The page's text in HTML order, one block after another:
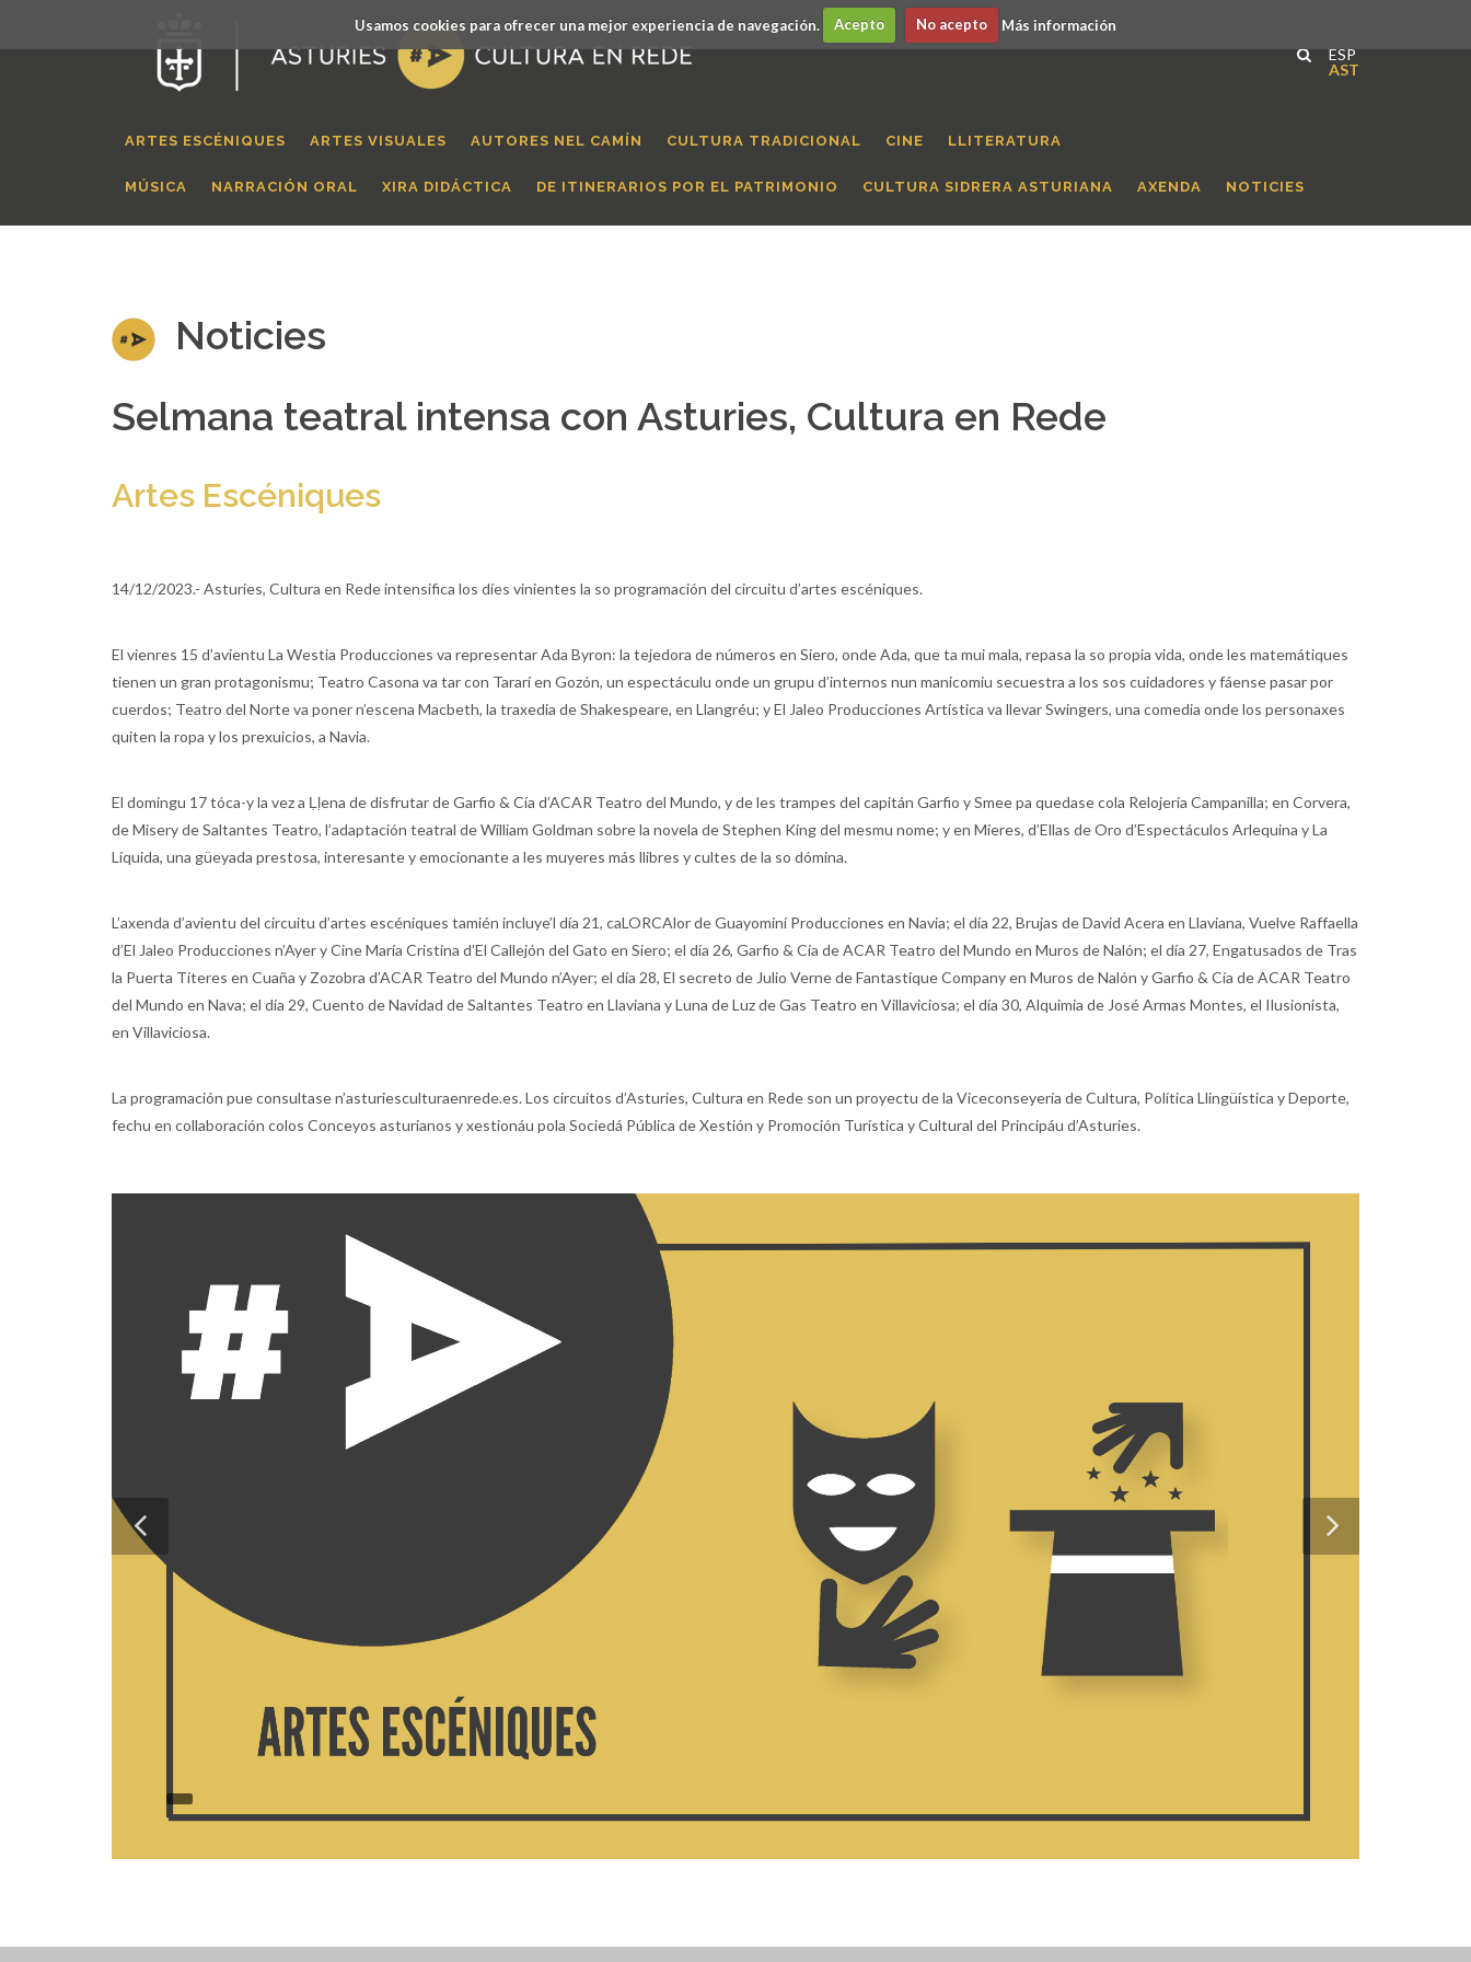
Usamos cookies para ofrecer una mejor experiencia de navegación. Acepto No acepto Más información
ESP
AST
ARTES ESCÉNIQUES ARTES VISUALES AUTORES NEL CAMÍN CULTURA TRADICIONAL CINE LLITERATURA
MÚSICA NARRACIÓN ORAL XIRA DIDÁCTICA DE ITINERARIOS POR EL PATRIMONIO CULTURA SIDRERA ASTURIANA AXENDA NOTICIES
Noticies
Selmana teatral intensa con Asturies, Cultura en Rede
Artes Escéniques
14/12/2023.- Asturies, Cultura en Rede intensifica los díes vinientes la so programación del circuitu d’artes escéniques.
El vienres 15 d’avientu La Westia Producciones va representar Ada Byron: la tejedora de números en Siero, onde Ada, que ta mui mala, repasa la so propia vida, onde les matemátiques
tienen un gran protagonismu; Teatro Casona va tar con Tararí en Gozón, un espectáculu onde un grupu d’internos nun manicomiu secuestra a los sos cuidadores y fáense pasar por
cuerdos; Teatro del Norte va poner n’escena Macbeth, la traxedia de Shakespeare, en Llangréu; y El Jaleo Producciones Artística va llevar Swingers, una comedia onde los personaxes
quiten la ropa y los prexuicios, a Navia.
El domingu 17 tóca-y la vez a Ḷḷena de disfrutar de Garfio & Cía d’ACAR Teatro del Mundo, y de les trampes del capitán Garfio y Smee pa quedase cola Relojería Campanilla; en Corvera,
de Misery de Saltantes Teatro, l’adaptación teatral de William Goldman sobre la novela de Stephen King del mesmu nome; y en Mieres, d’Ellas de Oro d’Espectáculos Arlequina y La
Líquida, una güeyada prestosa, interesante y emocionante a les muyeres más llibres y cultes de la so dómina.
L’axenda d’avientu del circuitu d’artes escéniques tamién incluye’l día 21, caLORCAlor de Guayominí Producciones en Navia; el día 22, Brujas de David Acera en Llaviana, Vuelve Raffaella
d’El Jaleo Producciones n’Ayer y Cine María Cristina d’El Callejón del Gato en Siero; el día 26, Garfio & Cía de ACAR Teatro del Mundo en Muros de Nalón; el día 27, Engatusados de Tras
la Puerta Títeres en Cuaña y Zozobra d’ACAR Teatro del Mundo n’Ayer; el día 28, El secreto de Julio Verne de Fantastique Company en Muros de Nalón y Garfio & Cía de ACAR Teatro
del Mundo en Nava; el día 29, Cuento de Navidad de Saltantes Teatro en Llaviana y Luna de Luz de Gas Teatro en Villaviciosa; el día 30, Alquimia de José Armas Montes, el Ilusionista,
en Villaviciosa.
La programación pue consultase n’asturiesculturaenrede.es. Los circuitos d’Asturies, Cultura en Rede son un proyectu de la Viceconseyería de Cultura, Política Llingüística y Deporte,
fechu en collaboración colos Conceyos asturianos y xestionáu pola Sociedá Pública de Xestión y Promoción Turística y Cultural del Principáu d’Asturies.